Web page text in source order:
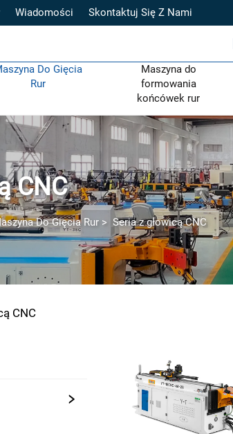
Wiadomości Skontaktuj Się Z Nami
Do Gięcia
Rur
Maszyna do
formowania
końcówek rur
CNC
Do Gięcia Rur > Seria z głowicą CNC
CNC